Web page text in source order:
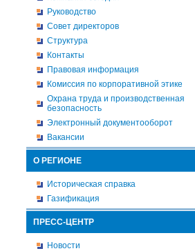
Руководство
Совет директоров
Структура
Контакты
Правовая информация
Комиссия по корпоративной этике
Охрана труда и производственная
безопасность
Электронный документооборот
Вакансии
О РЕГИОНЕ
Историческая справка
Газификация
ПРЕСС-ЦЕНТР
Новости